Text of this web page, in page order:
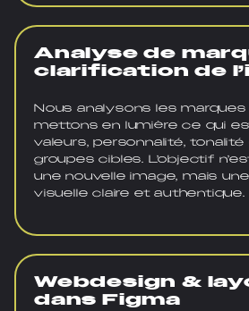
Analyse de
clarification de
Nous analysons les
mettons en lumière ce qui
valeurs, personnalité,
groupes cibles. L’objectif
une nouvelle image, mais
visuelle claire et authentique.
Webdesign &
dans Figma